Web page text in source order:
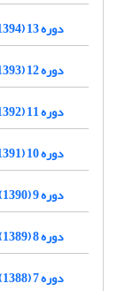
دوره 13 (1394)
دوره 12 (1393)
دوره 11 (1392)
دوره 10 (1391)
دوره 9 (1390)
دوره 8 (1389)
دوره 7 (1388)